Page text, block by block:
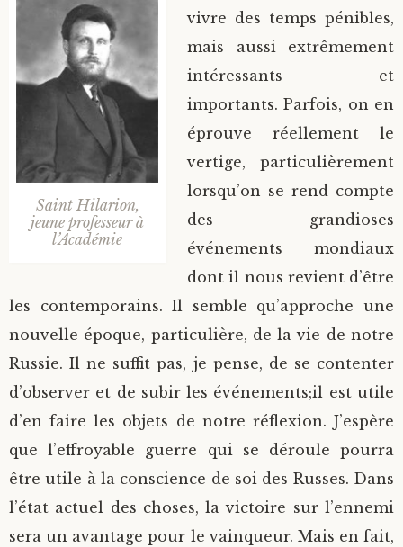
Saint Hilarion,
jeune professeur à
l’Académie
vivre des temps pénibles,
mais aussi extrêmement
intéressants et
importants. Parfois, on en
éprouve réellement le
vertige, particulièrement
lorsqu’on se rend compte
des grandioses
événements mondiaux
dont il nous revient d’être
les contemporains. Il semble qu’approche une
nouvelle époque, particulière, de la vie de notre
Russie. Il ne suffit pas, je pense, de se contenter
d’observer et de subir les événements;il est utile
d’en faire les objets de notre réflexion. J’espère
que l’effroyable guerre qui se déroule pourra
être utile à la conscience de soi des Russes. Dans
l’état actuel des choses, la victoire sur l’ennemi
sera un avantage pour le vainqueur. Mais en fait,